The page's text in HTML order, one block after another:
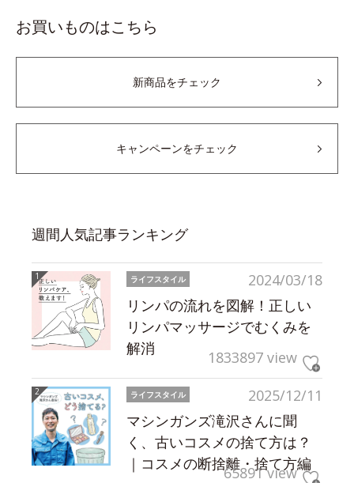
お買いものはこちら
新商品をチェック
キャンペーンをチェック
週間人気記事ランキング
2024/03/18
ライフスタイル
リンパの流れを図解！正しい
リンパマッサージでむくみを
解消
1833897 view
2025/12/11
ライフスタイル
マシンガンズ滝沢さんに聞
く、古いコスメの捨て方は？
｜コスメの断捨離・捨て方編
65891 view